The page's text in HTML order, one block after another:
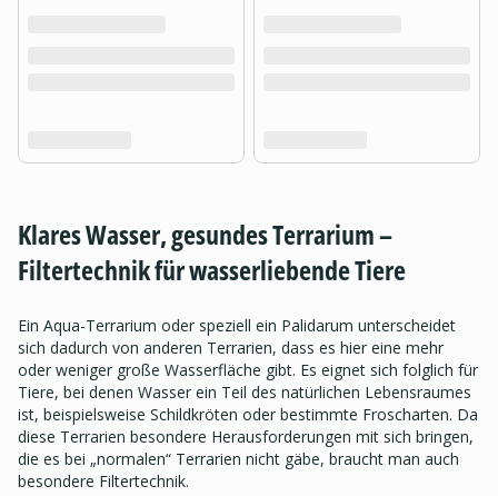
Klares Wasser, gesundes Terrarium –
Filtertechnik für wasserliebende Tiere
Ein Aqua-Terrarium oder speziell ein Palidarum unterscheidet
sich dadurch von anderen Terrarien, dass es hier eine mehr
oder weniger große Wasserfläche gibt. Es eignet sich folglich für
Tiere, bei denen Wasser ein Teil des natürlichen Lebensraumes
ist, beispielsweise Schildkröten oder bestimmte Froscharten. Da
diese Terrarien besondere Herausforderungen mit sich bringen,
die es bei „normalen“ Terrarien nicht gäbe, braucht man auch
besondere Filtertechnik.